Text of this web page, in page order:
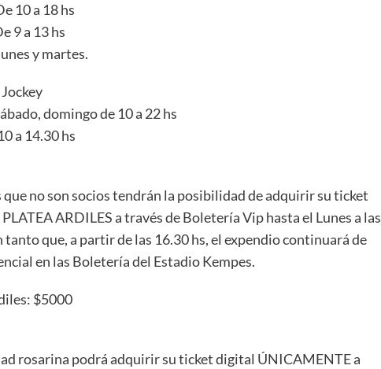
10 a 18 hs
9 a 13 hs
y martes.
domingo de 10 a 22 hs
a 14.30 hs
que no son socios tendrán la posibilidad de adquirir su ticket
ARDILES a través de Boletería Vip hasta el Lunes a las
tanto que, a partir de las 16.30 hs, el expendio continuará de
en las Boletería del Estadio Kempes.
$5000
rosarina podrá adquirir su ticket digital ÚNICAMENTE a